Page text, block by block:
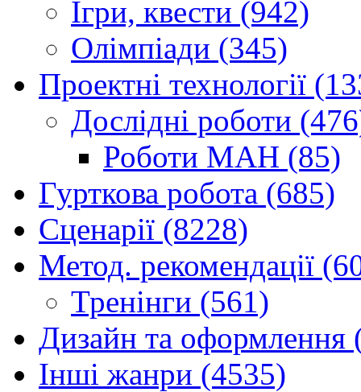
Ігри, квести (942)
Олімпіади (345)
Проектні технології
Дослідні роботи
Роботи МАН (85)
Гурткова робота (685)
Сценарії (8228)
Метод. рекомендації
Тренінги (561)
Дизайн та оформлення
Інші жанри (4535)